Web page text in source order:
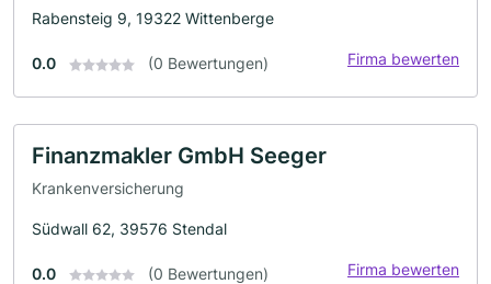
Rabensteig 9, 19322 Wittenberge
0.0 (0 Bewertungen) Firma bewerten
Finanzmakler GmbH Seeger
Krankenversicherung
Südwall 62, 39576 Stendal
0.0 (0 Bewertungen) Firma bewerten